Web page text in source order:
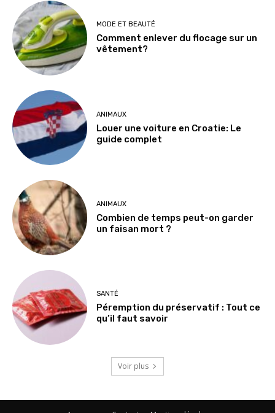
MODE ET BEAUTÉ
Comment enlever du flocage sur un
vêtement?
ANIMAUX
Louer une voiture en Croatie: Le
guide complet
ANIMAUX
Combien de temps peut-on garder
un faisan mort ?
SANTÉ
Péremption du préservatif : Tout ce
qu’il faut savoir
Voir plus